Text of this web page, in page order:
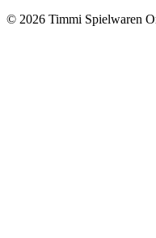
© 2026 Timmi Spielwaren